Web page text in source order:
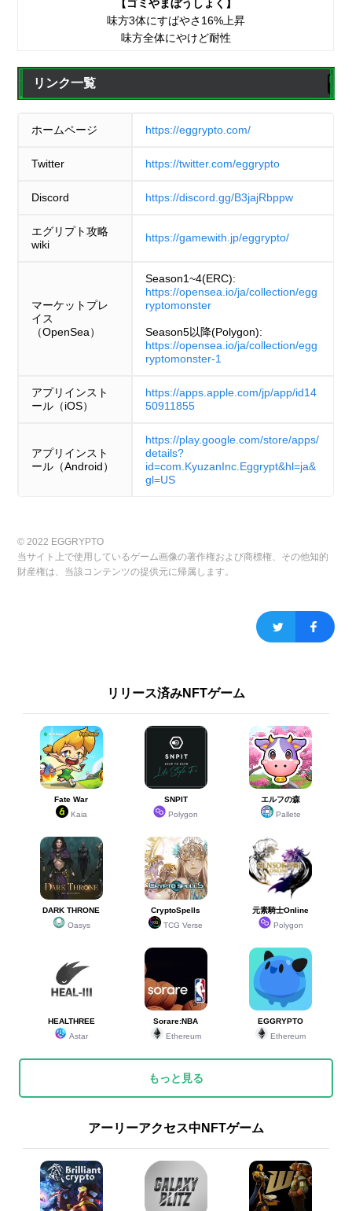
【ゴミやまぼうしょく】
味方3体にすばやさ16%上昇
味方全体にやけど耐性
リンク一覧
ホームページ https://eggrypto.com/
Twitter https://twitter.com/eggrypto
Discord https://discord.gg/B3jajRbppw
エグリプト攻略
wiki
https://gamewith.jp/eggrypto/
マーケットプレ
イス
（OpenSea）
Season1~4(ERC):
https://opensea.io/ja/collection/egg
ryptomonster
Season5以降(Polygon):
https://opensea.io/ja/collection/egg
ryptomonster-1
アプリインスト
ール（iOS）
https://apps.apple.com/jp/app/id14
50911855
アプリインスト
ール（Android）
https://play.google.com/store/apps/
details?
id=com.KyuzanInc.Eggrypt&hl=ja&
gl=US
© 2022 EGGRYPTO
当サイト上で使用しているゲーム画像の著作権および商標権、その他知的
財産権は、当該コンテンツの提供元に帰属します。
リリース済みNFTゲーム
Fate War
Kaia
SNPIT
Polygon
エルフの森
Pallete
DARK THRONE
Oasys
CryptoSpells
TCG Verse
元素騎士Online
Polygon
HEALTHREE
Astar
Sorare:NBA
Ethereum
EGGRYPTO
Ethereum
もっと見る
アーリーアクセス中NFTゲーム